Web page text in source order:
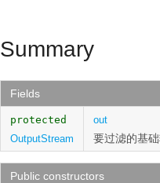
Summary
Fields
protected
OutputStream
out
要过滤的基础
Public constructors